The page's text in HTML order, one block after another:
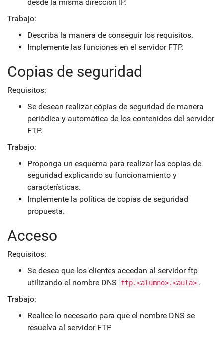
desde la misma dirección IP.
Trabajo:
Describa la manera de conseguir los requisitos.
Implemente las funciones en el servidor FTP.
Copias de seguridad
Requisitos:
Se desean realizar cópias de seguridad de manera
periódica y automática de los contenidos del servidor
FTP.
Trabajo:
Proponga un esquema para realizar las copias de
seguridad explicando su funcionamiento y
características.
Implemente la política de copias de seguridad
propuesta.
Acceso
Requisitos:
Se desea que los clientes accedan al servidor ftp
utilizando el nombre DNS
ftp.<alumno>.<aula> .
Trabajo:
Realice lo necesario para que el nombre DNS se
resuelva al servidor FTP.